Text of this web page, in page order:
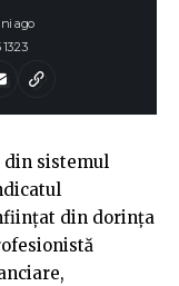
ago
din sistemul
din dorința